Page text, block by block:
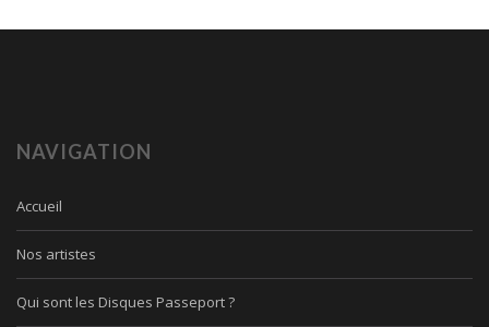
NAVIGATION
Accueil
Nos artistes
Qui sont les Disques Passeport ?